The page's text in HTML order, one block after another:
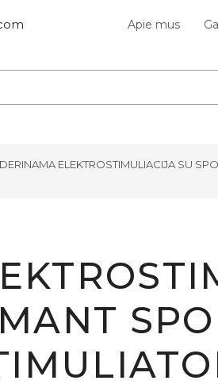
Apie mus
ELEKTROSTIMULIACIJA SU